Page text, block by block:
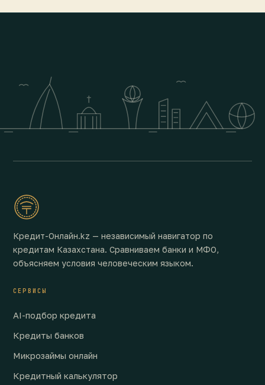
Кредит-Онлайн.kz — независимый навигатор по
кредитам Казахстана. Сравниваем банки и МФО,
объясняем условия человеческим языком.
СЕРВИСЫ
AI-подбор кредита
Кредиты банков
Микрозаймы онлайн
Кредитный калькулятор